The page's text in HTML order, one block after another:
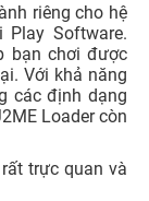
riêng cho hệ
Software.
bạn chơi được
Với khả năng
các định dạng
Loader còn
trực quan và